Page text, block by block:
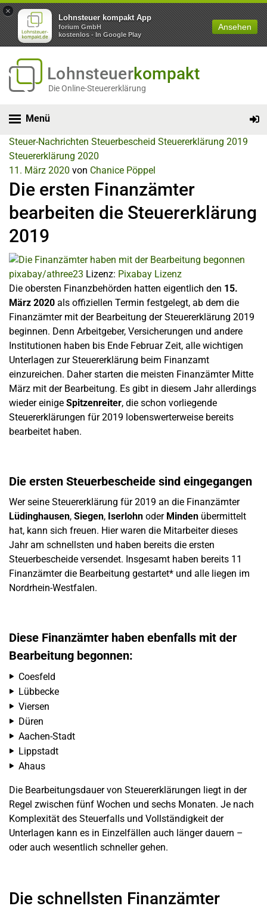
×
Lohnsteuer kompakt App
forium GmbH
kostenlos - In Google Play
Ansehen
Lohnsteuerkompakt
Die Online-Steuererklärung
Menü
Steuer-Nachrichten Steuerbescheid Steuererklärung 2019
Steuererklärung 2020
11. März 2020 von Chanice Pöppel
Die ersten Finanzämter
bearbeiten die Steuererklärung
2019
pixabay/athree23 Lizenz: Pixabay Lizenz
Die obersten Finanzbehörden hatten eigentlich den 15.
März 2020 als offiziellen Termin festgelegt, ab dem die
Finanzämter mit der Bearbeitung der Steuererklärung 2019
beginnen. Denn Arbeitgeber, Versicherungen und andere
Institutionen haben bis Ende Februar Zeit, alle wichtigen
Unterlagen zur Steuererklärung beim Finanzamt
einzureichen. Daher starten die meisten Finanzämter Mitte
März mit der Bearbeitung. Es gibt in diesem Jahr allerdings
wieder einige Spitzenreiter, die schon vorliegende
Steuererklärungen für 2019 lobenswerterweise bereits
bearbeitet haben.
Die ersten Steuerbescheide sind eingegangen
Wer seine Steuererklärung für 2019 an die Finanzämter
Lüdinghausen, Siegen, Iserlohn oder Minden übermittelt
hat, kann sich freuen. Hier waren die Mitarbeiter dieses
Jahr am schnellsten und haben bereits die ersten
Steuerbescheide versendet. Insgesamt haben bereits 11
Finanzämter die Bearbeitung gestartet* und alle liegen im
Nordrhein-Westfalen.
Diese Finanzämter haben ebenfalls mit der
Bearbeitung begonnen:
Coesfeld
Lübbecke
Viersen
Düren
Aachen-Stadt
Lippstadt
Ahaus
Die Bearbeitungsdauer von Steuererklärungen liegt in der
Regel zwischen fünf Wochen und sechs Monaten. Je nach
Komplexität des Steuerfalls und Vollständigkeit der
Unterlagen kann es in Einzelfällen auch länger dauern –
oder auch wesentlich schneller gehen.
Die schnellsten Finanzämter